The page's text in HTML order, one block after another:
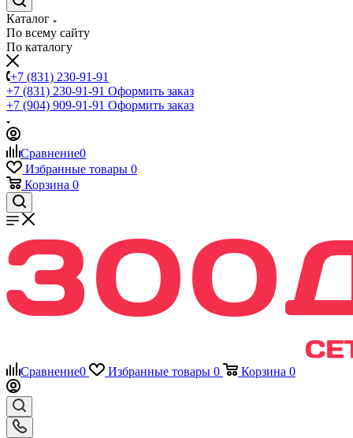
Каталог
По всему сайту
По каталогу
+7 (831) 230-91-91
+7 (831) 230-91-91 Оформить заказ
+7 (904) 909-91-91 Оформить заказ
Сравнение0
Избранные товары 0
Корзина 0
Сравнение0 Избранные товары 0 Корзина 0